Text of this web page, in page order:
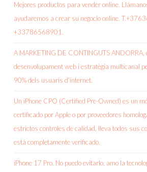
Mejores productos para vender online.
ayudaremos a crear su negocio online.
+33786568901.
A MARKETING DE CONTINGUTS ANDORRA,
desenvolupament web i estratègia multicanal
90% dels usuaris d’internet.
Un iPhone CPO (Certified Pre-Owned) es un
certificado por Apple o por proveedores
estrictos controles de calidad, lleva todos sus
está completamente verificado.
iPhone 17 Pro. No puedo evitarlo, amo la